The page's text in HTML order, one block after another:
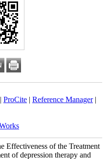
|ProCite|Reference Manager
Effectiveness of the Treatment
of depression therapy and